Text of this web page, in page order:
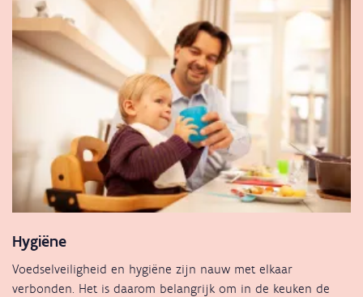
Hygiëne
Voedselveiligheid en hygiëne zijn nauw met elkaar
verbonden. Het is daarom belangrijk om in de keuken de